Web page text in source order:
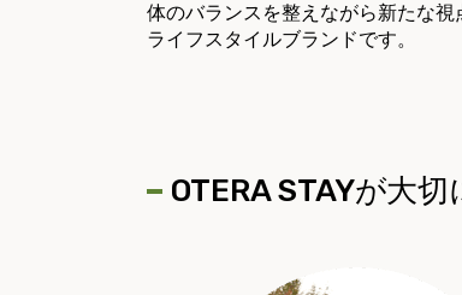
体のバランスを整えながら新たな視
ライフスタイルブランドです。
OTERA STAYが大